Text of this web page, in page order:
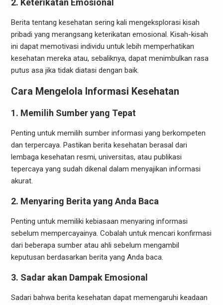
2. Keterikatan Emosional
Berita tentang kesehatan sering kali mengeksplorasi kisah
pribadi yang merangsang keterikatan emosional. Kisah-kisah
ini dapat memotivasi individu untuk lebih memperhatikan
kesehatan mereka atau, sebaliknya, dapat menimbulkan rasa
putus asa jika tidak diatasi dengan baik.
Cara Mengelola Informasi Kesehatan
1. Memilih Sumber yang Tepat
Penting untuk memilih sumber informasi yang berkompeten
dan terpercaya. Pastikan berita kesehatan berasal dari
lembaga kesehatan resmi, universitas, atau publikasi
tepercaya yang sudah dikenal dalam menyajikan informasi
akurat.
2. Menyaring Berita yang Anda Baca
Penting untuk memiliki kebiasaan menyaring informasi
sebelum mempercayainya. Cobalah untuk mencari konfirmasi
dari beberapa sumber atau ahli sebelum mengambil
keputusan berdasarkan berita yang Anda baca.
3. Sadar akan Dampak Emosional
Sadari bahwa berita kesehatan dapat memengaruhi keadaan